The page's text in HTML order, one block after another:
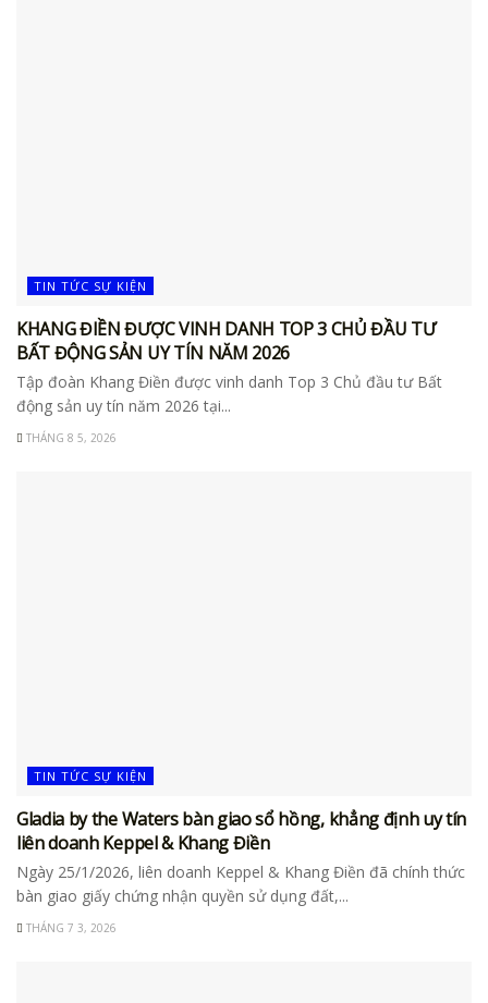
TIN TỨC SỰ KIỆN
KHANG ĐIỀN ĐƯỢC VINH DANH TOP 3 CHỦ ĐẦU TƯ
BẤT ĐỘNG SẢN UY TÍN NĂM 2026
Tập đoàn Khang Điền được vinh danh Top 3 Chủ đầu tư Bất
động sản uy tín năm 2026 tại...
THÁNG 8 5, 2026
TIN TỨC SỰ KIỆN
Gladia by the Waters bàn giao sổ hồng, khẳng định uy tín
liên doanh Keppel & Khang Điền
Ngày 25/1/2026, liên doanh Keppel & Khang Điền đã chính thức
bàn giao giấy chứng nhận quyền sử dụng đất,...
THÁNG 7 3, 2026